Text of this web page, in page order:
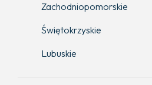
Zachodniopomorskie
Świętokrzyskie
Lubuskie